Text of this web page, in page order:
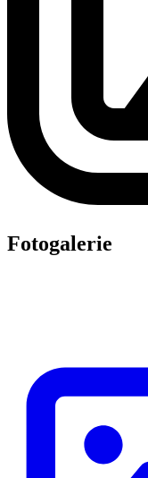
Fotogalerie